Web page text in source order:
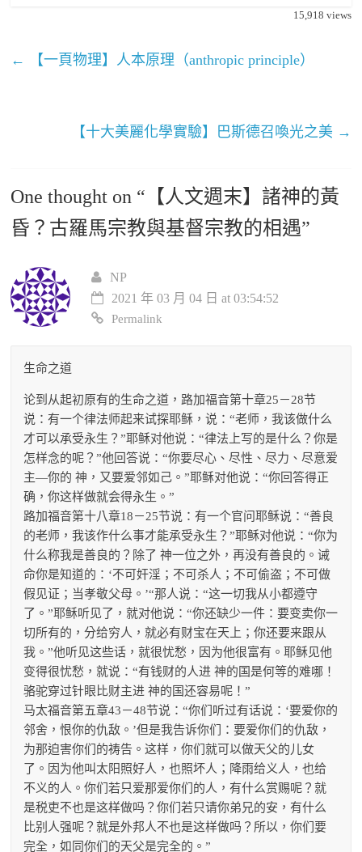
15,918 views
← 【一頁物理】人本原理（anthropic principle）
【十大美麗化學實驗】巴斯德召喚光之美 →
One thought on “ 【人文週末】諸神的黃
昏？古羅馬宗教與基督宗教的相遇”
NP
2021 年 03 月 04 日 at 03:54:52
Permalink
生命之道
论到从起初原有的生命之道，路加福音第十章25－28节
说：有一个律法师起来试探耶稣，说：“老师，我该做什么
才可以承受永生？”耶稣对他说：“律法上写的是什么？你是
怎样念的呢？”他回答说：“你要尽心、尽性、尽力、尽意爱
主—你的 神，又要爱邻如己。”耶稣对他说：“你回答得正
确，你这样做就会得永生。”
路加福音第十八章18－25节说：有一个官问耶稣说：“善良
的老师，我该作什么事才能承受永生？”耶稣对他说：“你为
什么称我是善良的？除了 神一位之外，再没有善良的。诫
命你是知道的：‘不可奸淫；不可杀人；不可偷盗；不可做
假见证；当孝敬父母。’“那人说：“这一切我从小都遵守
了。”耶稣听见了，就对他说：“你还缺少一件：要变卖你一
切所有的，分给穷人，就必有财宝在天上；你还要来跟从
我。”他听见这些话，就很忧愁，因为他很富有。耶稣见他
变得很忧愁，就说：“有钱财的人进 神的国是何等的难哪！
骆驼穿过针眼比财主进 神的国还容易呢！”
马太福音第五章43－48节说：“你们听过有话说：‘要爱你的
邻舍，恨你的仇敌。’但是我告诉你们：要爱你们的仇敌，
为那迫害你们的祷告。这样，你们就可以做天父的儿女
了。因为他叫太阳照好人，也照坏人；降雨给义人，也给
不义的人。你们若只爱那爱你们的人，有什么赏赐呢？就
是税吏不也是这样做吗？你们若只请你弟兄的安，有什么
比别人强呢？就是外邦人不也是这样做吗？所以，你们要
完全，如同你们的天父是完全的。”